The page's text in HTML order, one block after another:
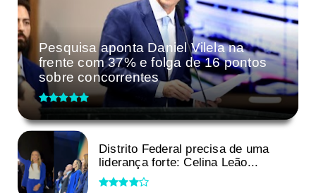
Pesquisa aponta Daniel Vilela na
frente com 37% e folga de 16 pontos
sobre concorrentes
Distrito Federal precisa de uma
liderança forte: Celina Leão...